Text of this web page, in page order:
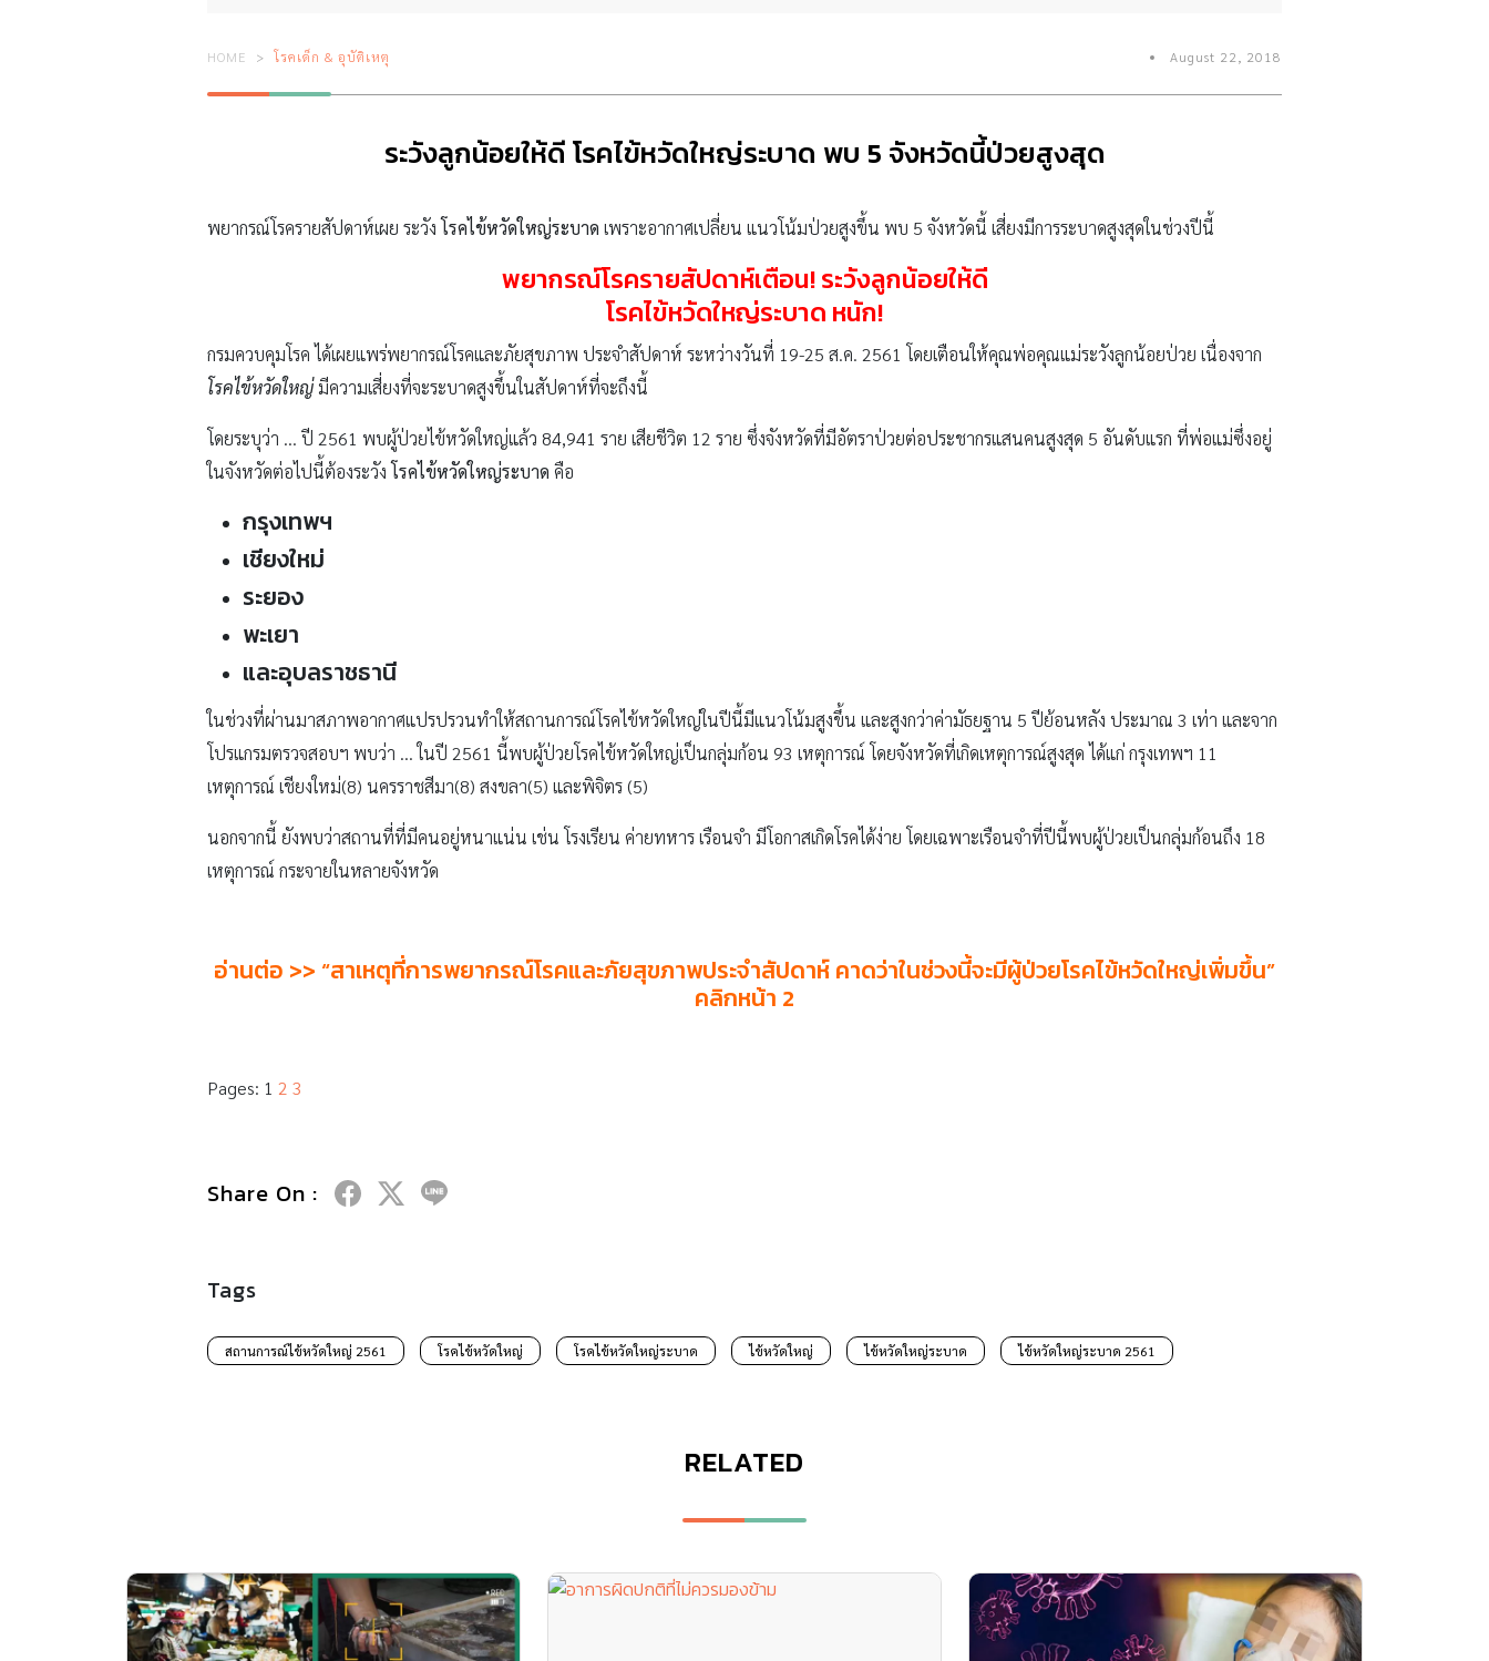
HOME โรคเด็ก & อุบัติเหตุ August 22, 2018
ระวังลูกน้อยให้ดี โรคไข้หวัดใหญ่ระบาด พบ 5 จังหวัดนี้ป่วยสูงสุด
พยากรณ์โรครายสัปดาห์เผย ระวัง โรคไข้หวัดใหญ่ระบาด เพราะอากาศเปลี่ยน แนวโน้มป่วยสูงขึ้น พบ 5 จังหวัดนี้ เสี่ยงมีการระบาดสูงสุดในช่วงปีนี้
พยากรณ์โรครายสัปดาห์เตือน! ระวังลูกน้อยให้ดี
โรคไข้หวัดใหญ่ระบาด หนัก!
กรมควบคุมโรค ได้เผยแพร่พยากรณ์โรคและภัยสุขภาพ ประจำสัปดาห์ ระหว่างวันที่ 19-25 ส.ค. 2561 โดยเตือนให้คุณพ่อคุณแม่ระวังลูกน้อยป่วย เนื่องจาก
โรคไข้หวัดใหญ่มีความเสี่ยงที่จะระบาดสูงขึ้นในสัปดาห์ที่จะถึงนี้
โดยระบุว่า … ปี 2561 พบผู้ป่วยไข้หวัดใหญ่แล้ว 84,941 ราย เสียชีวิต 12 ราย ซึ่งจังหวัดที่มีอัตราป่วยต่อประชากรแสนคนสูงสุด 5 อันดับแรก ที่พ่อแม่ซึ่งอยู่
ในจังหวัดต่อไปนี้ต้องระวัง โรคไข้หวัดใหญ่ระบาด คือ
กรุงเทพฯ
เชียงใหม่
ระยอง
พะเยา
และอุบลราชธานี
ในช่วงที่ผ่านมาสภาพอากาศแปรปรวนทำให้สถานการณ์โรคไข้หวัดใหญ่ในปีนี้มีแนวโน้มสูงขึ้น และสูงกว่าค่ามัธยฐาน 5 ปีย้อนหลัง ประมาณ 3 เท่า และจาก
โปรแกรมตรวจสอบฯ พบว่า … ในปี 2561 นี้พบผู้ป่วยโรคไข้หวัดใหญ่เป็นกลุ่มก้อน 93 เหตุการณ์ โดยจังหวัดที่เกิดเหตุการณ์สูงสุด ได้แก่ กรุงเทพฯ 11
เหตุการณ์ เชียงใหม่(8) นครราชสีมา(8) สงขลา(5) และพิจิตร (5)
นอกจากนี้ ยังพบว่าสถานที่ที่มีคนอยู่หนาแน่น เช่น โรงเรียน ค่ายทหาร เรือนจำ มีโอกาสเกิดโรคได้ง่าย โดยเฉพาะเรือนจำที่ปีนี้พบผู้ป่วยเป็นกลุ่มก้อนถึง 18
เหตุการณ์ กระจายในหลายจังหวัด
อ่านต่อ >> “สาเหตุที่การพยากรณ์โรคและภัยสุขภาพประจำสัปดาห์ คาดว่าในช่วงนี้จะมีผู้ป่วยโรคไข้หวัดใหญ่เพิ่มขึ้น”
คลิกหน้า 2
Pages: 1 2 3
Share On :
Tags
สถานการณ์ไข้หวัดใหญ่ 2561 โรคไข้หวัดใหญ่ โรคไข้หวัดใหญ่ระบาด ไข้หวัดใหญ่ ไข้หวัดใหญ่ระบาด ไข้หวัดใหญ่ระบาด 2561
RELATED